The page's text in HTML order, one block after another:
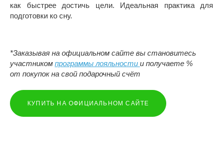
как быстрее достичь цели. Идеальная практика для
подготовки ко сну.
*Заказывая на официальном сайте вы становитесь
участником программы лояльности и получаете %
от покупок на свой подарочный счёт
КУПИТЬ НА ОФИЦИАЛЬНОМ САЙТЕ